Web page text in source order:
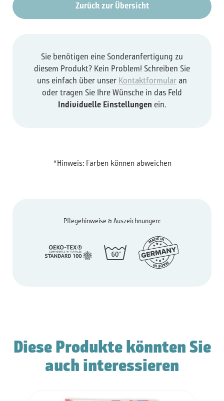
Zurück zur Übersicht
Sie benötigen eine Sonderanfertigung zu
diesem Produkt? Kein Problem! Schreiben Sie
uns einfach über unser Kontaktformular an
oder tragen Sie Ihre Wünsche in das Feld
Individuelle Einstellungen ein.
*Hinweis: Farben können abweichen
Pflegehinweise & Auszeichnungen:
Diese Produkte könnten Sie
auch interessieren